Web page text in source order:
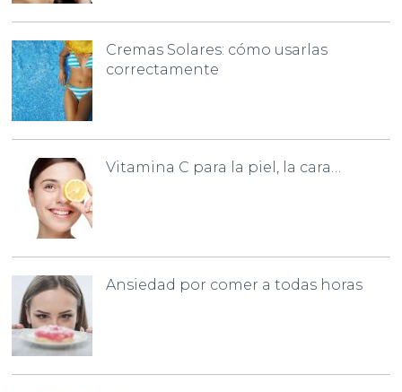
Cremas Solares: cómo usarlas
correctamente
Vitamina C para la piel, la cara…
Ansiedad por comer a todas horas